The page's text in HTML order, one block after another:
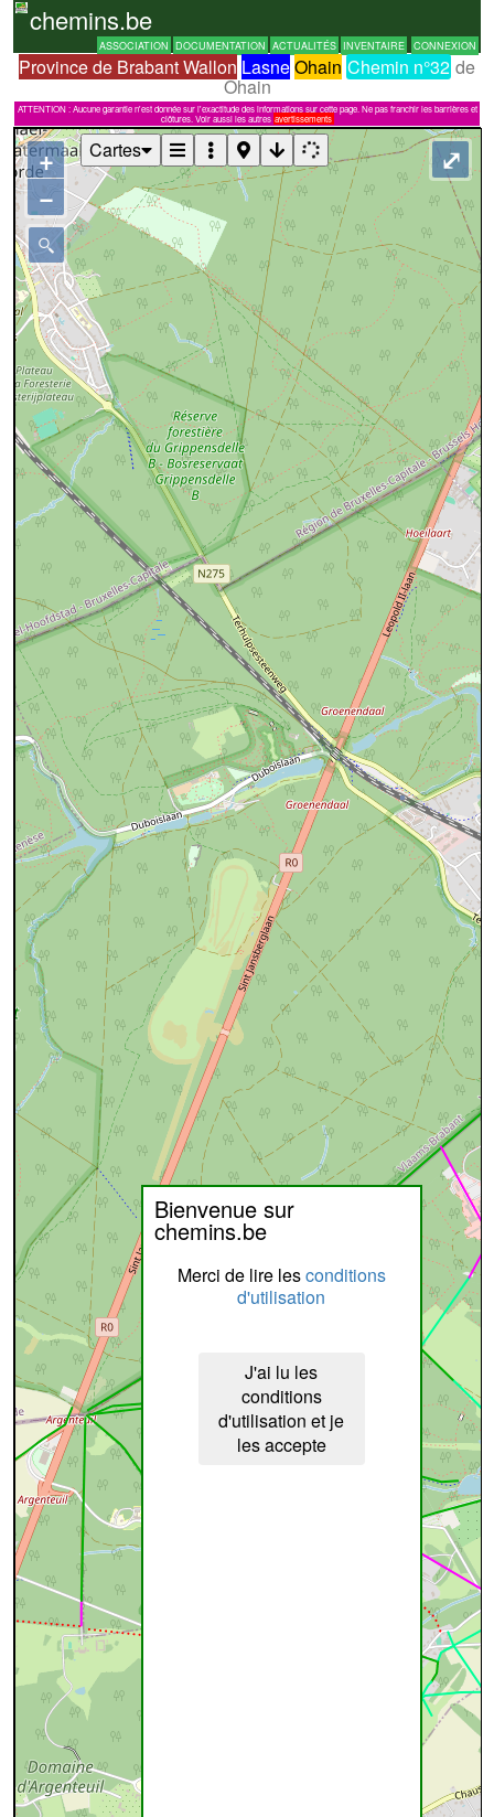
chemins.be
ASSOCIATION DOCUMENTATION ACTUALITÉS INVENTAIRE CONNEXION
Province de Brabant Wallon LasneOhain Chemin n°32 de
Ohain
ATTENTION : Aucune garantie n'est donnée sur l'exactitude des informations sur cette page. Ne pas franchir les barrières et
clôtures. Voir aussi les autres avertissements
Bienvenue sur
chemins.be
Merci de lire lesconditions
d'utilisation
J'ai lu les
conditions
d'utilisation et je
les accepte
+
−
⤢
Cartes